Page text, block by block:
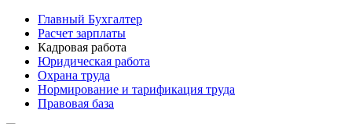
Главный Бухгалтер
Расчет зарплаты
Кадровая работа
Юридическая работа
Охрана труда
Нормирование и тарификация труда
Правовая база